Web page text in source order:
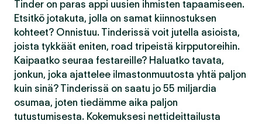
Tinder on paras appi uusien ihmisten tapaamiseen.
Etsitkö jotakuta, jolla on samat kiinnostuksen
kohteet? Onnistuu. Tinderissä voit jutella asioista,
joista tykkäät eniten, road tripeistä kirpputoreihin.
Kaipaatko seuraa festareille? Haluatko tavata,
jonkun, joka ajattelee ilmastonmuutosta yhtä paljon
kuin sinä? Tinderissä on saatu jo 55 miljardia
osumaa, joten tiedämme aika paljon
tutustumisesta. Kokemuksesi nettideittailusta